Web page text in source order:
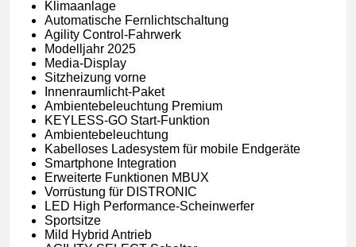
Klimaanlage
Automatische Fernlichtschaltung
Agility Control-Fahrwerk
Modelljahr 2025
Media-Display
Sitzheizung vorne
Innenraumlicht-Paket
Ambientebeleuchtung Premium
KEYLESS-GO Start-Funktion
Ambientebeleuchtung
Kabelloses Ladesystem für mobile Endgeräte
Smartphone Integration
Erweiterte Funktionen MBUX
Vorrüstung für DISTRONIC
LED High Performance-Scheinwerfer
Sportsitze
Mild Hybrid Antrieb